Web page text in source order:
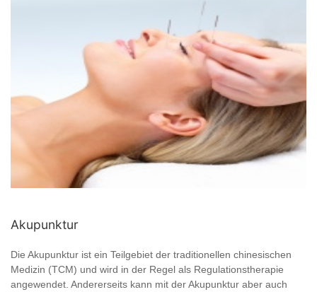
Akupunktur
Die Akupunktur ist ein Teilgebiet der traditionellen chinesischen
Medizin (TCM) und wird in der Regel als Regulationstherapie
angewendet. Andererseits kann mit der Akupunktur aber auch